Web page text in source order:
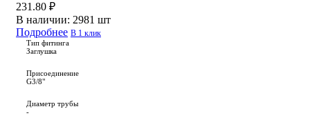
231.80 ₽
В наличии: 2981 шт
Подробнее В 1 клик
Тип фитинга
Заглушка
Присоединение
G3/8"
Диаметр трубы
-